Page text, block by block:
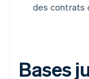
des contrats
Bases